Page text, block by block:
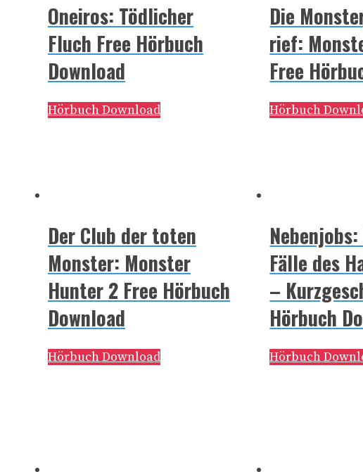
Oneiros: Tödlicher
Fluch Free Hörbuch
Download
Hörbuch Download
Die
rief:
Free
Hörbuch
Der Club der toten
Monster: Monster
Hunter 2 Free Hörbuch
Download
Hörbuch Download
Fälle des
–
Hörbuch
Hörbuch